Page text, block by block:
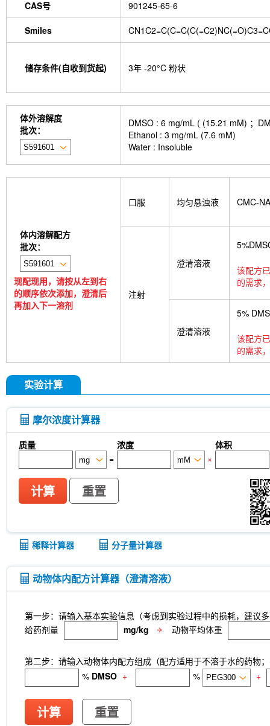
CAS号 901245-65-6
Smiles
储存条件(自收到货起) 3年 -20°C 粉状
体外溶解度
批次：
DMSO : 6 mg/mL ( (15.21 mM) ；
Ethanol : 3 mg/mL (7.6 mM)
Water : Insoluble
体内溶解配方
批次：
现配现用，请按从左到右
的顺序依次添加，澄清后
再加入下一溶剂
口服 均匀悬浊液 CMC-NA
注射
澄清溶液
该配方
的需求
澄清溶液
5%
该配方
的需求
实验计算
摩尔浓度计算器
质量 浓度
体积
=
×
计算 重置
稀释计算器 分子量计算器
动物体内配方计算器（澄清溶液）
第一步：请输入基本实验信息（考虑到实验过程中的损耗，建议
给药剂量
mg/kg 动物平均体重
第二步：请输入动物体内配方组成（配方适用于不溶于水的药物
% DMSO + % +
计算 重置